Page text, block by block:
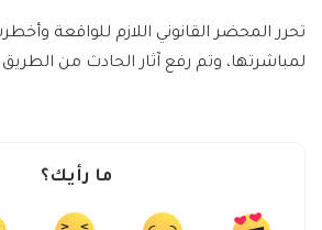
تحرر المحضر القانوني اللازم للواقعة
لمباشرتها، وتم رفع آثار الحادث من
ما رأيك؟